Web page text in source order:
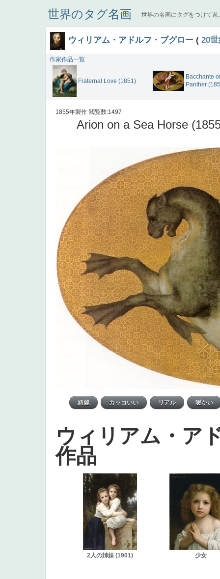
世界のタグ名画 世界の名画にタグをつけて遊
ウィリアム・アドルフ・ブグロー ( 20
作家作品一覧
Fraternal Love (1851)
Bacchante
Panther
1855年製作 閲覧数:1497
Arion on a Sea Horse
ウィリアム・ア
作品
2人の姉妹 (1901) 少女